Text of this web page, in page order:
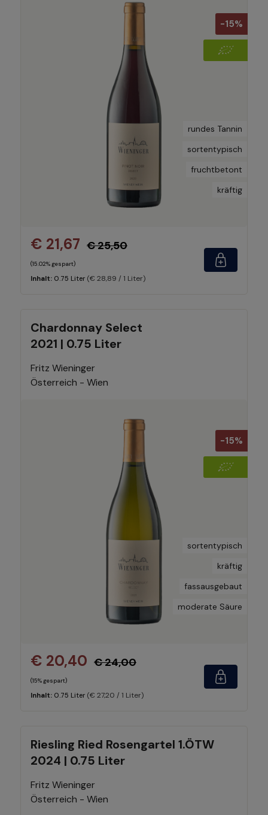
-15%
rundes Tannin
sortentypisch
fruchtbetont
kräftig
€ 21,67 € 25,50
(15.02% gespart)
Inhalt: 0.75 Liter (€ 28,89 / 1 Liter)
Chardonnay Select
2021 | 0.75 Liter
Fritz Wieninger
Österreich - Wien
-15%
sortentypisch
kräftig
fassausgebaut
moderate Säure
€ 20,40 € 24,00
(15% gespart)
Inhalt: 0.75 Liter (€ 27,20 / 1 Liter)
Riesling Ried Rosengartel 1.ÖTW
2024 | 0.75 Liter
Fritz Wieninger
Österreich - Wien